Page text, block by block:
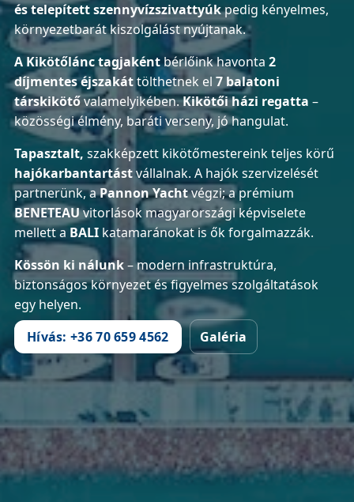
és telepített szennyvízszivattyúkpedig kényelmes,
környezetbarát kiszolgálást nyújtanak.
A Kikötőlánc tagjakéntbérlőink havonta 2
díjmentes éjszakáttölthetnek el 7 balatoni
társkikötővalamelyikében.Kikötői házi regatta –
közösségi élmény, baráti verseny, jó hangulat.
Tapasztalt, szakképzett kikötőmestereink teljes körű
hajókarbantartástvállalnak. A hajók szervizelését
partnerünk, aPannon Yachtvégzi; a prémium
BENETEAUvitorlások magyarországi képviselete
mellett a BALIkatamaránokat is ők forgalmazzák.
Kössön ki nálunk– modern infrastruktúra,
biztonságos környezet és figyelmes szolgáltatások
egy helyen.
Hívás: +36 70 659 4562
Galéria